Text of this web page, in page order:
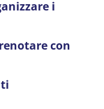
i
con